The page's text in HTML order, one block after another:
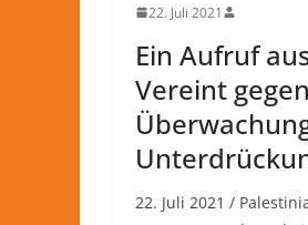
22. Juli 2021
Ein Aufruf
Vereint
22. Juli 2021 /